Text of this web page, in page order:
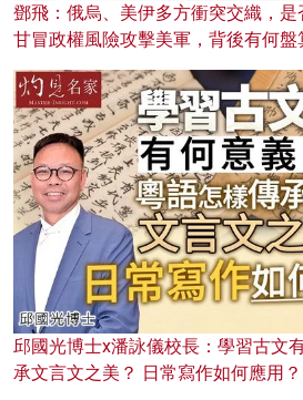
鄧飛：俄烏、美伊多方衝突交織，
甘冒政權風險攻擊美軍，背後有何盤
邱國光博士x潘詠儀校長：學習古文
承文言文之美？ 日常寫作如何應用？